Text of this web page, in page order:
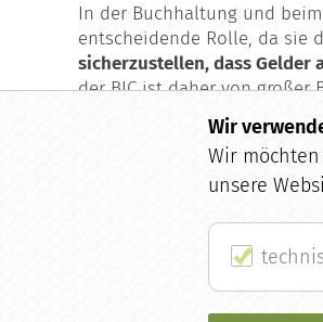
In der Buchhaltung und
entscheidende Rolle, da sie
sicherzustellen, dass Gelder
der BIC ist daher von großer
internationalen Zahlungen
Wir
Wir
unsere